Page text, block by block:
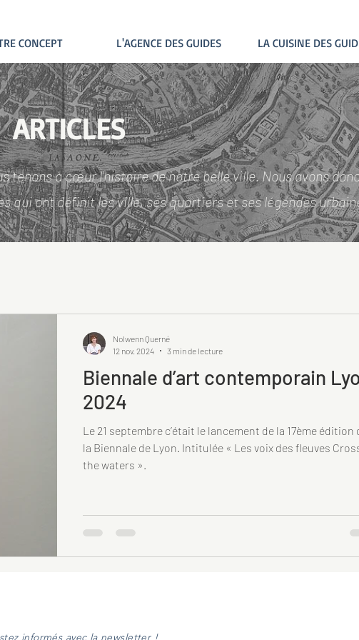
CONCEPT L'AGENCE DES GUIDES LA CUISINE DES
ARTICLES
tenons à cœur l'histoire de notre belle ville. Nous avons
qui ont définit les ville, ses quartiers et ses légendes
Biennale d’art contemporain
2024
Le 21 septembre c’était le lancement de la 17ème édition
la Biennale de Lyon. Intitulée « Les voix des fleuves
the waters ».
Nolwenn Querné
12 nov. 2024
3 min de lecture
informés avec la newsletter !